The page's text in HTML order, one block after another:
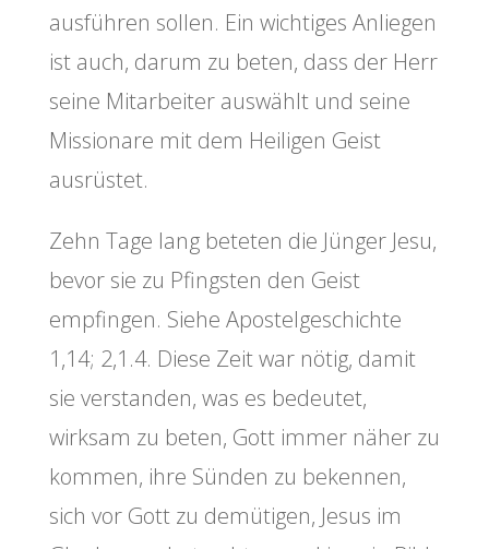
ausführen sollen. Ein wichtiges Anliegen
ist auch, darum zu beten, dass der Herr
seine Mitarbeiter auswählt und seine
Missionare mit dem Heiligen Geist
ausrüstet.
Zehn Tage lang beteten die Jünger Jesu,
bevor sie zu Pfingsten den Geist
empfingen. Siehe Apostelgeschichte
1,14; 2,1.4. Diese Zeit war nötig, damit
sie verstanden, was es bedeutet,
wirksam zu beten, Gott immer näher zu
kommen, ihre Sünden zu bekennen,
sich vor Gott zu demütigen, Jesus im